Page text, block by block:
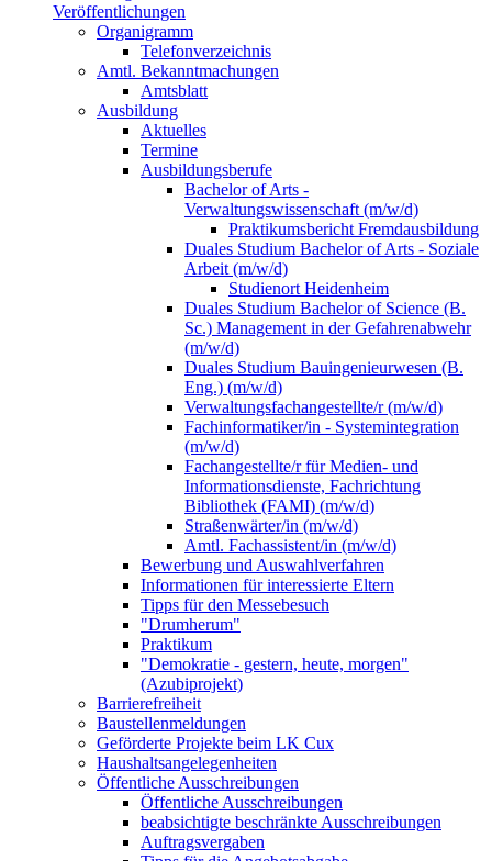
Veröffentlichungen
Organigramm
Telefonverzeichnis
Amtl. Bekanntmachungen
Amtsblatt
Ausbildung
Aktuelles
Termine
Ausbildungsberufe
Bachelor of Arts -
Verwaltungswissenschaft (m/w/d)
Praktikumsbericht Fremdausbildung
Duales Studium Bachelor of Arts - Soziale
Arbeit (m/w/d)
Studienort Heidenheim
Duales Studium Bachelor of Science (B.
Sc.) Management in der Gefahrenabwehr
(m/w/d)
Duales Studium Bauingenieurwesen (B.
Eng.) (m/w/d)
Verwaltungsfachangestellte/r (m/w/d)
Fachinformatiker/in - Systemintegration
(m/w/d)
Fachangestellte/r für Medien- und
Informationsdienste, Fachrichtung
Bibliothek (FAMI) (m/w/d)
Straßenwärter/in (m/w/d)
Amtl. Fachassistent/in (m/w/d)
Bewerbung und Auswahlverfahren
Informationen für interessierte Eltern
Tipps für den Messebesuch
"Drumherum"
Praktikum
"Demokratie - gestern, heute, morgen"
(Azubiprojekt)
Barrierefreiheit
Baustellenmeldungen
Geförderte Projekte beim LK Cux
Haushaltsangelegenheiten
Öffentliche Ausschreibungen
Öffentliche Ausschreibungen
beabsichtigte beschränkte Ausschreibungen
Auftragsvergaben